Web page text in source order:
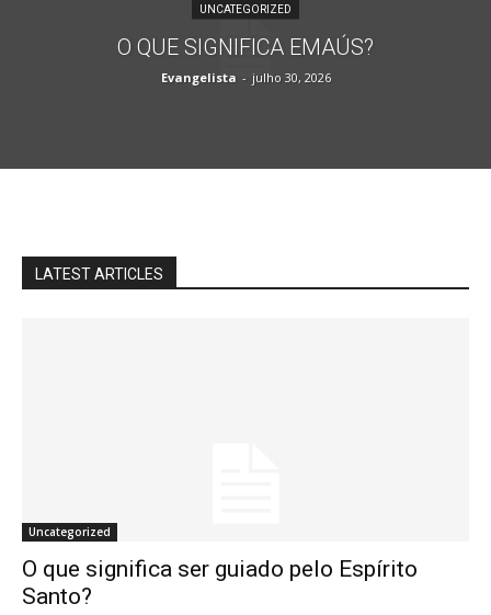
UNCATEGORIZED
O QUE SIGNIFICA EMAÚS?
Evangelista - julho 30, 2026
LATEST ARTICLES
Uncategorized
O que significa ser guiado pelo Espírito
Santo?